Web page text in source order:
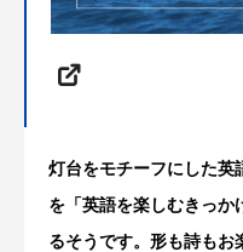
灯台をモチーフにした
を「英語を楽しむきっか
るそうです。形も詩もお